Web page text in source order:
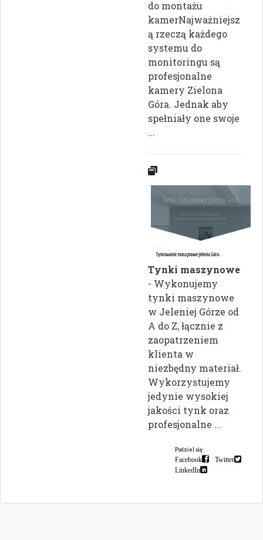
do montażu
kamerNajważniejsz
ą rzeczą każdego
systemu do
monitoringu są
profesjonalne
kamery Zielona
Góra. Jednak aby
spełniały one swoje
...
Tynki maszynowe
- Wykonujemy
tynki maszynowe
w Jeleniej Górze od
A do Z, łącznie z
zaopatrzeniem
klienta w
niezbędny materiał.
Wykorzystujemy
jedynie wysokiej
jakości tynk oraz
profesjonalne ...
Podziel się:
Facebook
Twitter
LinkedIn